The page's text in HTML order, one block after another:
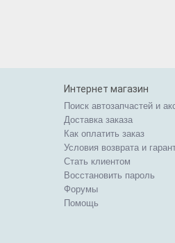
Интернет магазин
Поиск автозапчастей и
Доставка заказа
Как оплатить заказ
Условия возврата и
Стать клиентом
Восстановить пароль
Форумы
Помощь